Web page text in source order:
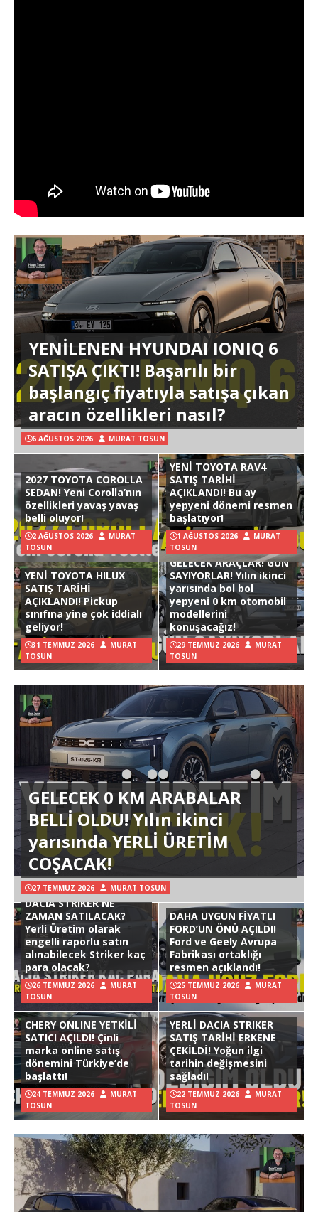
YENİLENEN HYUNDAI IONIQ 6
SATIŞA ÇIKTI! Başarılı bir
başlangıç fiyatıyla satışa çıkan
aracın özellikleri nasıl?
6 AĞUSTOS 2026 MURAT TOSUN
2027 TOYOTA COROLLA
SEDAN! Yeni Corolla’nın
özellikleri yavaş yavaş
belli oluyor!
2 AĞUSTOS 2026
MURAT
TOSUN
YENİ TOYOTA RAV4
SATIŞ TARİHİ
AÇIKLANDI! Bu ay
yepyeni dönemi resmen
başlatıyor!
1 AĞUSTOS 2026
MURAT
TOSUN
YENİ TOYOTA HILUX
SATIŞ TARİHİ
AÇIKLANDI! Pickup
sınıfına yine çok iddialı
geliyor!
31 TEMMUZ 2026
MURAT
TOSUN
GELECEK ARAÇLAR! GÜN
SAYIYORLAR! Yılın ikinci
yarısında bol bol
yepyeni 0 km otomobil
modellerini
konuşacağız!
29 TEMMUZ 2026
MURAT
TOSUN
GELECEK 0 KM ARABALAR
BELLİ OLDU! Yılın ikinci
yarısında YERLİ ÜRETİM
COŞACAK!
27 TEMMUZ 2026 MURAT TOSUN
DACIA STRIKER NE
ZAMAN SATILACAK?
Yerli Üretim olarak
engelli raporlu satın
alınabilecek Striker kaç
para olacak?
26 TEMMUZ 2026
MURAT
TOSUN
DAHA UYGUN FİYATLI
FORD’UN ÖNÜ AÇILDI!
Ford ve Geely Avrupa
Fabrikası ortaklığı
resmen açıklandı!
25 TEMMUZ 2026
MURAT
TOSUN
CHERY ONLINE YETKİLİ
SATICI AÇILDI! Çinli
marka online satış
dönemini Türkiye’de
başlattı!
24 TEMMUZ 2026
MURAT
TOSUN
YERLİ DACIA STRIKER
SATIŞ TARİHİ ERKENE
ÇEKİLDİ! Yoğun ilgi
tarihin değişmesini
sağladı!
22 TEMMUZ 2026
MURAT
TOSUN